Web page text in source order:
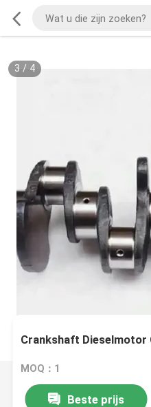
3 / 4
Crankshaft Dieselmotor
MOQ：1
Beste prijs